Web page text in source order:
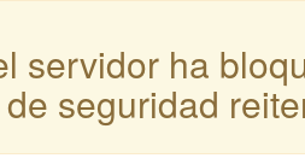
servidor ha
seguridad